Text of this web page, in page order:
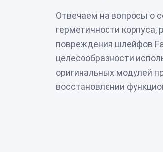
Отвечаем на вопросы о
герметичности корпуса,
повреждения шлейфов
целесообразности
оригинальных модулей
восстановлении